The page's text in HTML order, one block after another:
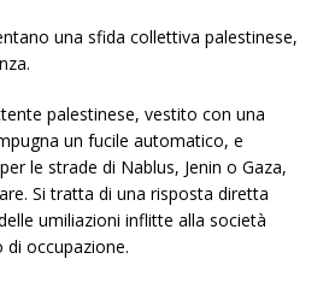
una sfida collettiva palestinese,
palestinese, vestito con una
un fucile automatico, e
le strade di Nablus, Jenin o Gaza,
Si tratta di una risposta diretta
umiliazioni inflitte alla società
di occupazione.